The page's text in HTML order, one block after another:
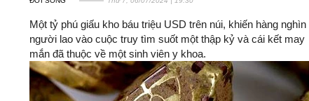
Một tỷ phú giấu kho báu triệu USD trên núi, khiến hàng nghìn
người lao vào cuộc truy tìm suốt một thập kỷ và cái kết may
mắn đã thuộc về một sinh viên y khoa.